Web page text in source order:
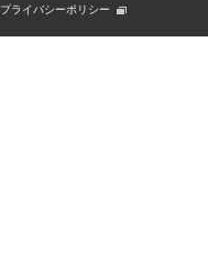
プライバシーポリシー